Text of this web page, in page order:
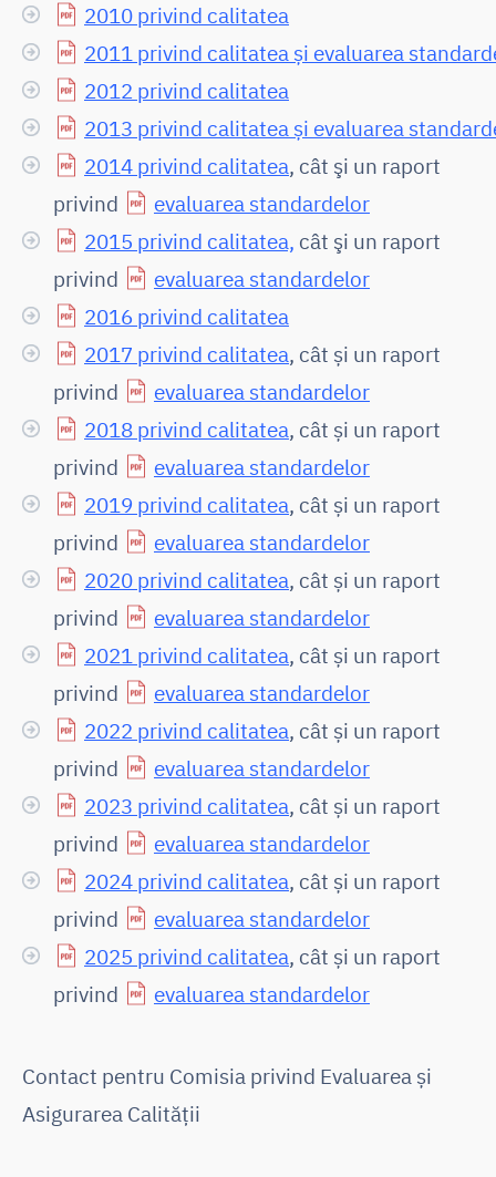
2010 privind calitatea
2011 privind calitatea și evaluarea
2012 privind calitatea
2013 privind calitatea și evaluarea
2014 privind calitatea, cât şi un raport
privind
evaluarea standardelor
2015 privind calitatea, cât şi un raport
privind
evaluarea standardelor
2016 privind calitatea
2017 privind calitatea, cât și un raport
privind
evaluarea standardelor
2018 privind calitatea, cât și un raport
privind
evaluarea standardelor
2019 privind calitatea, cât și un raport
privind
evaluarea standardelor
2020 privind calitatea, cât și un raport
privind
evaluarea standardelor
2021 privind calitatea, cât și un raport
privind
evaluarea standardelor
2022 privind calitatea, cât și un raport
privind
evaluarea standardelor
2023 privind calitatea, cât și un raport
privind
evaluarea standardelor
2024 privind calitatea, cât și un raport
privind
evaluarea standardelor
2025 privind calitatea, cât și un raport
privind
evaluarea standardelor
Contact pentru Comisia privind Evaluarea și
Asigurarea Calității